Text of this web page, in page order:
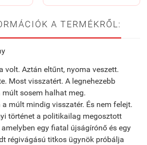
A TERMÉKRŐL:
volt. Aztán eltűnt, nyoma veszett.
Most visszatért. A legnehezebb
sosem halhat meg.
múlt mindig visszatér. És nem felejt.
történet a politikailag megosztott
egy fiatal újságírónő és egy
régivágású titkos ügynök próbálja